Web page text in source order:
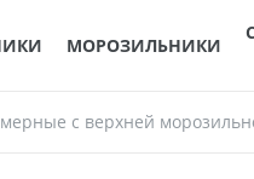
МОРОЗИЛЬНИКИ
с верхней